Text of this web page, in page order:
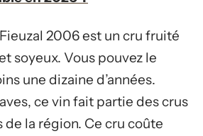
2006 est un cru fruité
soyeux. Vous pouvez le
une dizaine d’années.
ce vin fait partie des crus
de la région. Ce cru coûte